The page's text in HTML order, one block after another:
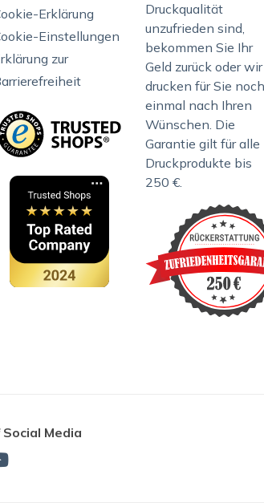
Erklärung
Einstellungen
zur
Druckqualität
unzufrieden sind,
bekommen Sie Ihr
Geld zurück oder wir
drucken für Sie noch
einmal nach Ihren
Wünschen. Die
Garantie gilt für alle
Druckprodukte bis
250 €.
Media